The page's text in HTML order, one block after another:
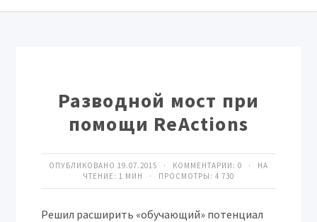
Разводной мост при
помощи ReActions
ОПУБЛИКОВАНО 19.07.2015 · КОММЕНТАРИИ: 0 · НА
ЧТЕНИЕ: 1 МИН · ПРОСМОТРЫ: 4 730
Решил расширить «обучающий» потенциал